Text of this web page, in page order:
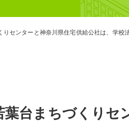
りセンターと神奈川県住宅供給公社は、学校
葉台まちづくりセ